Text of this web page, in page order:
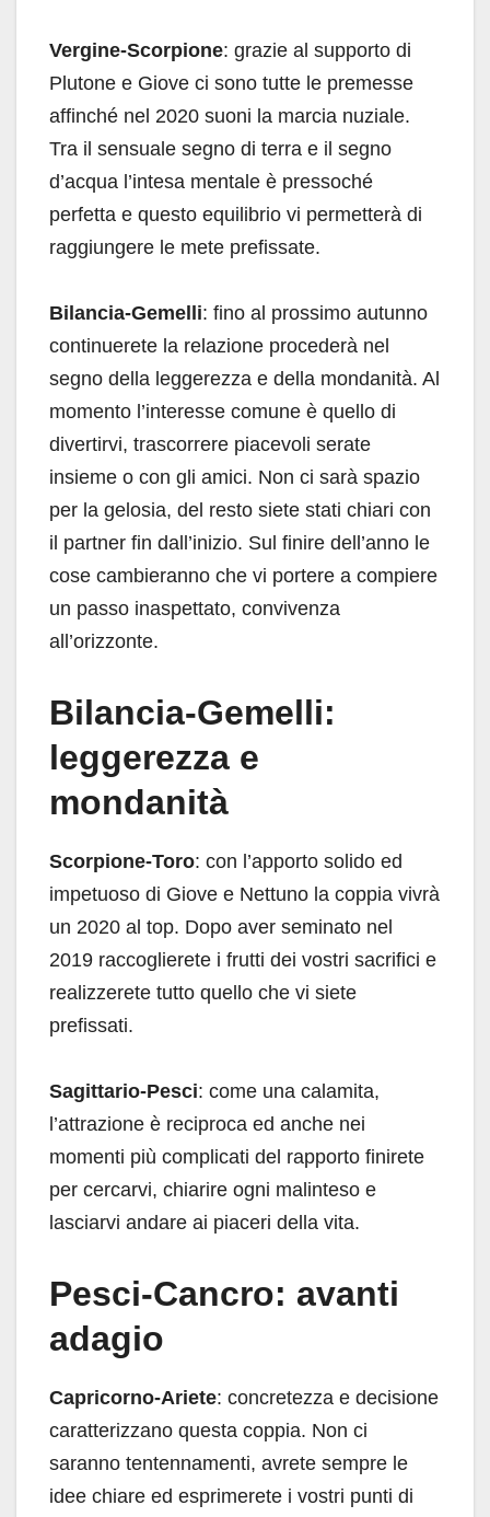
Vergine-Scorpione: grazie al supporto di
Plutone e Giove ci sono tutte le premesse
affinché nel 2020 suoni la marcia nuziale.
Tra il sensuale segno di terra e il segno
d’acqua l’intesa mentale è pressoché
perfetta e questo equilibrio vi permetterà di
raggiungere le mete prefissate.
Bilancia-Gemelli: fino al prossimo autunno
continuerete la relazione procederà nel
segno della leggerezza e della mondanità. Al
momento l’interesse comune è quello di
divertirvi, trascorrere piacevoli serate
insieme o con gli amici. Non ci sarà spazio
per la gelosia, del resto siete stati chiari con
il partner fin dall’inizio. Sul finire dell’anno le
cose cambieranno che vi portere a compiere
un passo inaspettato, convivenza
all’orizzonte.
Bilancia-Gemelli:
leggerezza e
mondanità
Scorpione-Toro: con l’apporto solido ed
impetuoso di Giove e Nettuno la coppia vivrà
un 2020 al top. Dopo aver seminato nel
2019 raccoglierete i frutti dei vostri sacrifici e
realizzerete tutto quello che vi siete
prefissati.
Sagittario-Pesci: come una calamita,
l’attrazione è reciproca ed anche nei
momenti più complicati del rapporto finirete
per cercarvi, chiarire ogni malinteso e
lasciarvi andare ai piaceri della vita.
Pesci-Cancro: avanti
adagio
Capricorno-Ariete: concretezza e decisione
caratterizzano questa coppia. Non ci
saranno tentennamenti, avrete sempre le
idee chiare ed esprimerete i vostri punti di